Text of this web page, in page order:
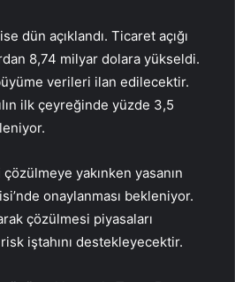
dün açıklandı. Ticaret açığı
8,74 milyar dolara yükseldi.
verileri ilan edilecektir.
ilk çeyreğinde yüzde 3,5
yakınken yasanın
onaylanması bekleniyor.
çözülmesi piyasaları
iştahını destekleyecektir.